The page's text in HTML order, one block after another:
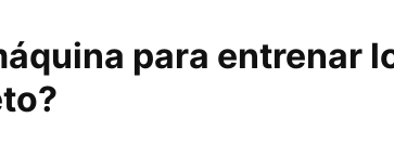
para entrenar